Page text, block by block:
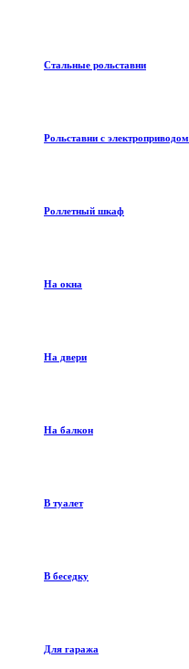
Стальные рольставни
Рольставни с электроприводом
Роллетный шкаф
На окна
На двери
На балкон
В туалет
В беседку
Для гаража